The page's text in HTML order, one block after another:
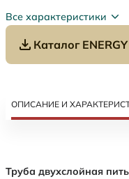
Все характеристики
Каталог
ОПИСАНИЕ И
Труба двухслойная